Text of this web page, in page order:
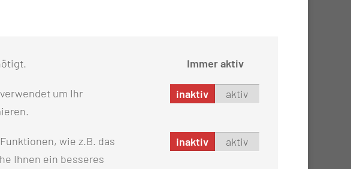
iCampµs
auf der
Immer aktiv
um Ihr
inaktiv aktiv
wie z.B. das
Ihnen ein besseres
inaktiv aktiv